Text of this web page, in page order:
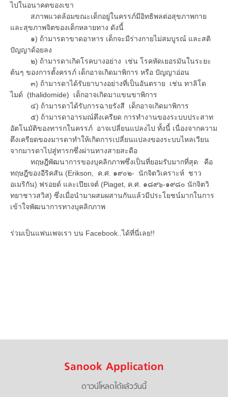
ไปในอนาคตของเขา
สภาพแวดล้อมขณะเด็กอยู่ในครรภ์มีอิทธิพลต่อสุขภาพกาย
และสุขภาพจิตของเด็กหลายทาง ดังนี้
๑) ถ้ามารดาขาดอาหาร เด็กจะมีร่างกายไม่สมบูรณ์ และสติ
ปัญญาด้อยลง
๒) ถ้ามารดาเกิดโรคบางอย่าง เช่น โรคหัดเยอรมันในระยะ
ต้นๆ ของการตั้งครรภ์ เด็กอาจเกิดมาพิการ หรือ ปัญญาอ่อน
๓) ถ้ามารดาได้รับยาบางอย่างที่เป็นอันตราย เช่น ทาลิโด
ไมด์ (thalidomide) เด็กอาจเกิดมาแขนขาพิการ
๔) ถ้ามารดาได้รับการฉายรังสี เด็กอาจเกิดมาพิการ
๕) ถ้ามารดาอารมณ์ตึงเครียด การทำงานของระบบประสาท
อัตโนมัติของทารกในครรภ์ อาจเปลี่ยนแปลงไป ทั้งนี้ เนื่องจากความ
ตึงเครียดของมารดาทำให้เกิดการเปลี่ยนแปลงของระบบไหลเวียน
จากมารดาไปสู่ทารกซึ่งผ่านทางสายสะดือ
ทฤษฎีพัฒนาการของบุคลิกภาพซึ่งเป็นที่ยอมรับมากที่สุด คือ
ทฤษฎีของอีริคสัน (Erikson, ค.ศ. ๑๙๐๒- นักจิตวิเคราะห์ ชาว
อเมริกัน) ฟรอยด์ และเปียเจต์ (Piaget, ค.ศ. ๑๘๙๖-๑๙๘๐ นักจิตวิ
ทยาชาวสวิส) ซึ่งเมื่อนำมาผสมผสานกันแล้วมีประโยชน์มากในการ
เข้าใจพัฒนาการทางบุคลิกภาพ
ร่วมเป็นแฟนเพจเรา บน Facebook..ได้ที่นี่เลย!!
Sanook Application
ดาวน์โหลดได้แล้ววันนี้